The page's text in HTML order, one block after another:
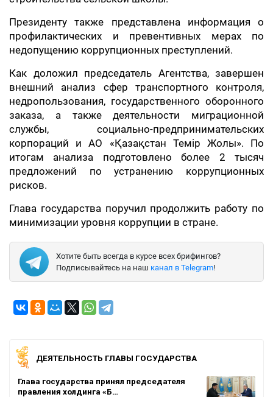
Президенту также представлена информация о
профилактических и превентивных мерах по
недопущению коррупционных преступлений.
Как доложил председатель Агентства, завершен
внешний анализ сфер транспортного контроля,
недропользования, государственного оборонного
заказа, а также деятельности миграционной
службы, социально-предпринимательских
корпораций и АО «Қазақстан Темір Жолы». По
итогам анализа подготовлено более 2 тысяч
предложений по устранению коррупционных
рисков.
Глава государства поручил продолжить работу по
минимизации уровня коррупции в стране.
Хотите быть всегда в курсе всех брифингов?
Подписывайтесь на наш канал в Telegram!
ДЕЯТЕЛЬНОСТЬ ГЛАВЫ ГОСУДАРСТВА
Глава государства принял председателя
правления холдинга «Б…